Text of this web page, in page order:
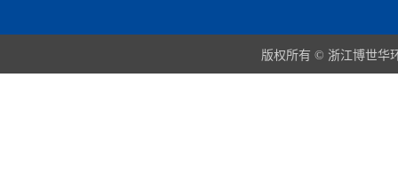
版权所有 © 浙江博世华